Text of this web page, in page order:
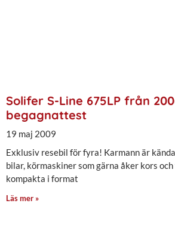
Solifer S-Line 675LP från
begagnattest
19 maj 2009
Exklusiv resebil för fyra! Karmann är
bilar, körmaskiner som gärna åker kors
kompakta i format
Läs mer »